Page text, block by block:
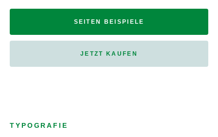
SEITEN BEISPIELE
JETZT KAUFEN
TYPOGRAFIE